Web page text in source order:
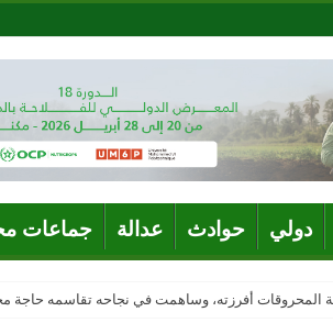
دولي حوادث عدالة جماعات
المحروقات أفرزته، وساهمت في نجاحه تقاسمه